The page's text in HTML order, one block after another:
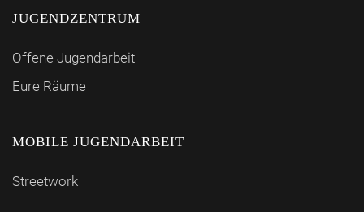
JUGENDZENTRUM
Offene Jugendarbeit
Eure Räume
MOBILE JUGENDARBEIT
Streetwork